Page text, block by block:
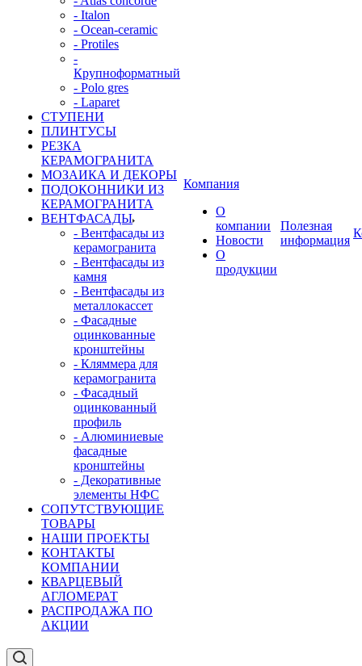
- Italon
- Ocean-ceramic
- Protiles
-
Крупноформатный
- Polo gres
- Laparet
СТУПЕНИ
ПЛИНТУСЫ
РЕЗКА
КЕРАМОГРАНИТА
МОЗАИКА И ДЕКОРЫ
ПОДОКОННИКИ ИЗ
КЕРАМОГРАНИТА
ВЕНТФАСАДЫ
- Вентфасады из
керамогранита
- Вентфасады из
камня
- Вентфасады из
металлокассет
- Фасадные
оцинкованные
кронштейны
- Кляммера для
керамогранита
- Фасадный
оцинкованный
профиль
- Алюминиевые
фасадные
кронштейны
- Декоративные
элементы НФС
СОПУТСТВУЮЩИЕ
ТОВАРЫ
НАШИ ПРОЕКТЫ
КОНТАКТЫ
КОМПАНИИ
КВАРЦЕВЫЙ
АГЛОМЕРАТ
РАСПРОДАЖА ПО
АКЦИИ
Компания
О
компании
Новости
О
продукции
Полезная
информация